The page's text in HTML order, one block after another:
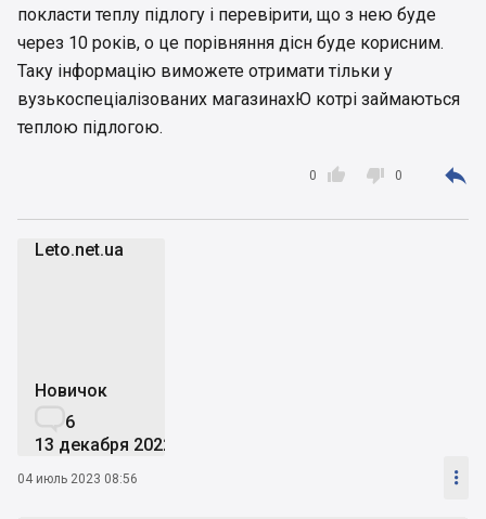
покласти теплу підлогу і перевірити, що з нею буде
через 10 років, о це порівняння дісн буде корисним.
Таку інформацію виможете отримати тільки у
вузькоспеціалізованих магазинахЮ котрі займаються
теплою підлогою.

0  0 
Leto.net.ua
Новичок
6
13 декабря 2022
04 июль 2023 08:56 